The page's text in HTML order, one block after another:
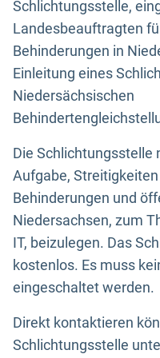
Schlichtungsstelle,
Landesbeauftragten
Behinderungen in
Einleitung eines
Niedersächsischen
Die Schlichtungsstelle
Aufgabe,
Behinderungen und
Niedersachsen, zum
IT, beizulegen. Das
kostenlos. Es muss
eingeschaltet werden.
Direkt kontaktieren
Schlichtungsstelle